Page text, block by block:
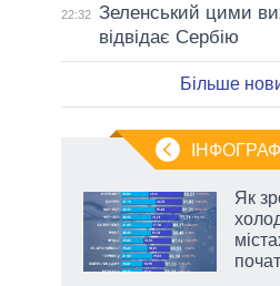
22:32 Зеленський цими
відвідає Сербію
Більше
Як